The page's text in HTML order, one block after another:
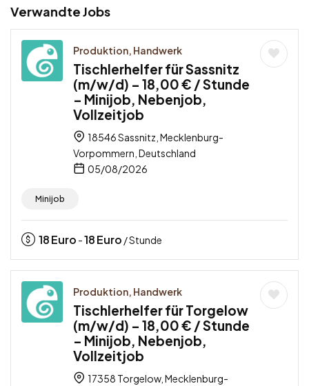
Verwandte Jobs
Produktion, Handwerk
Tischlerhelfer für Sassnitz
(m/w/d) – 18,00 € / Stunde
– Minijob, Nebenjob,
Vollzeitjob
18546 Sassnitz, Mecklenburg-
Vorpommern, Deutschland
05/08/2026
Minijob
18Euro -18Euro / Stunde
Produktion, Handwerk
Tischlerhelfer für Torgelow
(m/w/d) – 18,00 € / Stunde
– Minijob, Nebenjob,
Vollzeitjob
17358 Torgelow, Mecklenburg-